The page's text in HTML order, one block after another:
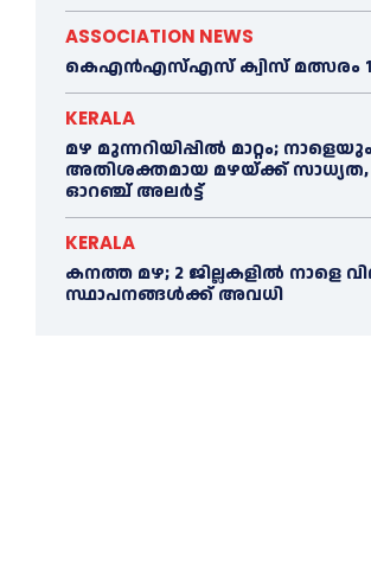
ASSOCIATION NEWS
കെഎൻഎസ്എസ് ക്വിസ് മത്സരം
KERALA
മഴ മുന്നറിയിപ്പിൽ മാറ്റം;
അതിശക്തമായ മഴയ്ക്ക് സാധ്യത,
ഓറഞ്ച് അലർട്ട്
KERALA
കനത്ത മഴ; 2 ജില്ലകളില്‍ നാളെ
സ്ഥാപനങ്ങള്‍ക്ക് അവധി